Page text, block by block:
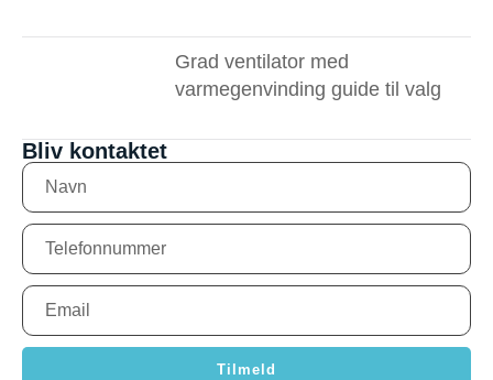
Grad ventilator med
varmegenvinding guide til valg
Bliv kontaktet
Tilmeld